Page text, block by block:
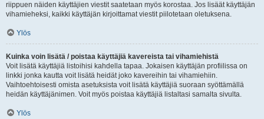
riippuen näiden käyttäjien viestit saatetaan myös korostaa. Jos lisäät käyttäjän
vihamieheksi, kaikki käyttäjän kirjoittamat viestit piilotetaan oletuksena.
Ylös
Kuinka voin lisätä / poistaa käyttäjiä kavereista tai vihamiehistä
Voit lisätä käyttäjiä listoihisi kahdella tapaa. Jokaisen käyttäjän profiilissa on
linkki jonka kautta voit lisätä heidät joko kavereihin tai vihamiehiin.
Vaihtoehtoisesti omista asetuksista voit lisätä käyttäjiä suoraan syöttämällä
heidän käyttäjänimen. Voit myös poistaa käyttäjiä listaltasi samalta sivulta.
Ylös